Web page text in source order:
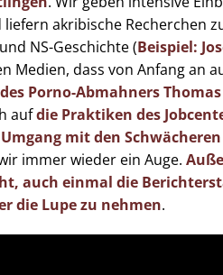
akribische Recherchen
NS-Geschichte (Beispiel:
Medien, dass von Anfang an
Porno-Abmahners
aufdie Praktiken des
Umgang mit den
immer wieder ein Auge.
auch einmal die
die Lupe zu nehmen.